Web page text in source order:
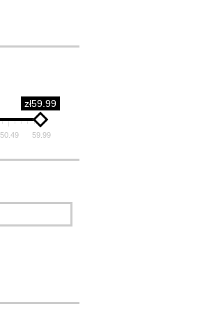
zł59.99
50.49 59.99